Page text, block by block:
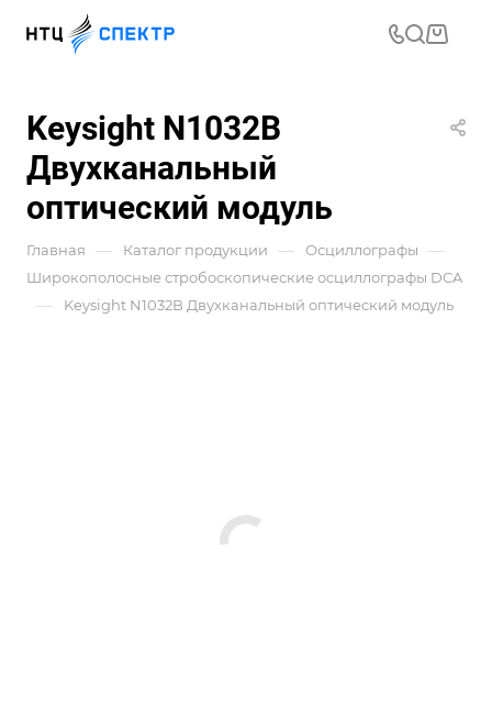
Keysight N1032B
Двухканальный
оптический модуль
Главная — Каталог продукции — Осциллографы —
Широкополосные стробоскопические осциллографы DCA
— Keysight N1032B Двухканальный оптический модуль